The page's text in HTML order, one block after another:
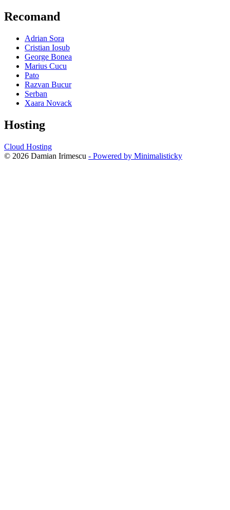
Recomand
Adrian Sora
Cristian Iosub
George Bonea
Marius Cucu
Pato
Razvan Bucur
Serban
Xaara Novack
Hosting
Cloud Hosting
© 2026 Damian Irimescu - Powered by Minimalisticky